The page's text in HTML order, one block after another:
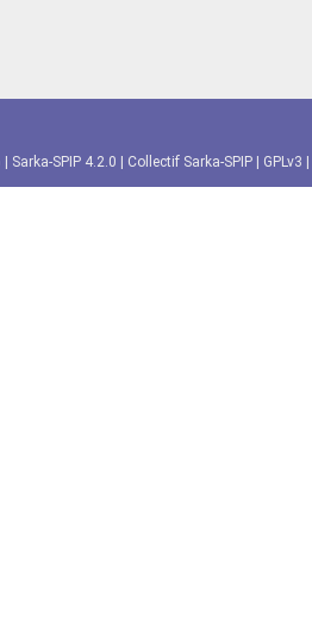
Sarka-SPIP 4.2.0 Collectif Sarka-SPIP GPLv3